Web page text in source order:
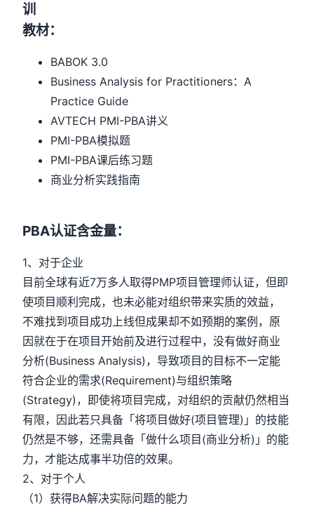
训
教材：
BABOK 3.0
Business Analysis for Practitioners：A
Practice Guide
AVTECH PMI-PBA讲义
PMI-PBA模拟题
PMI-PBA课后练习题
商业分析实践指南
PBA认证含金量：
1、对于企业
目前全球有近7万多人取得PMP项目管理师认证，但即
使项目顺利完成，也未必能对组织带来实质的效益，
不难找到项目成功上线但成果却不如预期的案例，原
因就在于在项目开始前及进行过程中，没有做好商业
分析(Business Analysis)，导致项目的目标不一定能
符合企业的需求(Requirement)与组织策略
(Strategy)，即使将项目完成，对组织的贡献仍然相当
有限，因此若只具备「将项目做好(项目管理)」的技能
仍然是不够，还需具备「做什么项目(商业分析)」的能
力，才能达成事半功倍的效果。
2、对于个人
（1）获得BA解决实际问题的能力